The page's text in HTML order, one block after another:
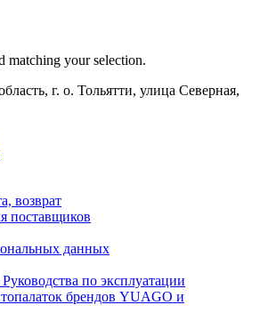
matching your selection.
г. о. Тольятти, улица Северная,
возврат
поставщиков
данных
по эксплуатации
брендов YUAGO и